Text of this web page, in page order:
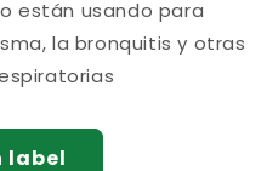
están usando para
la bronquitis y otras
label